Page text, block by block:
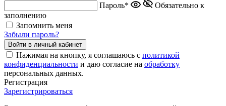
Пароль*
Обязательно к
заполнению
Запомнить меня
Забыли пароль?
Нажимая на кнопку, я соглашаюсь с политикой
конфиденциальности и даю согласие на обработку
персональных данных.
Регистрация
Зарегистрироваться